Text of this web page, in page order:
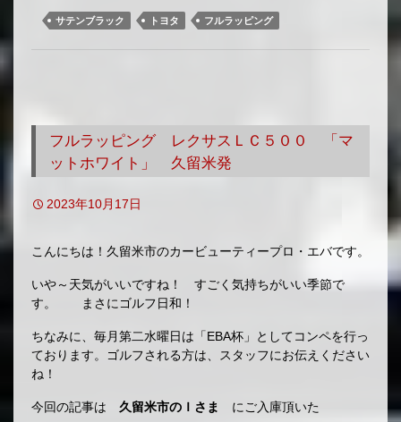
サテンブラック トヨタ フルラッピング
フルラッピング レクサスＬＣ５００ 「マ
ットホワイト」 久留米発
2023年10月17日
こんにちは！久留米市のカービューティープロ・エバです。
いや～天気がいいですね！ すごく気持ちがいい季節で
す。 まさにゴルフ日和！
ちなみに、毎月第二水曜日は「EBA杯」としてコンペを行っ
ております。ゴルフされる方は、スタッフにお伝えください
ね！
今回の記事は 久留米市のＩさま にご入庫頂いた